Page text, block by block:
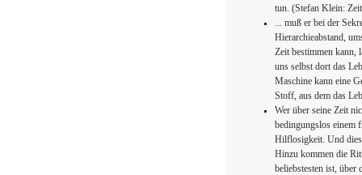
tun. (Stefan Klein:
... muß er bei der
Hierarchieabstand,
Zeit bestimmen kann,
uns selbst dort das
Maschine kann eine
Stoff, aus dem das
Wer über seine Zeit
bedingungslos einem
Hilflosigkeit. Und
Hinzu kommen die
beliebstesten ist, über